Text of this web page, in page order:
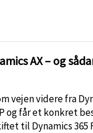
AX – og
vejen videre fra
og får et konkret
til Dynamics 365